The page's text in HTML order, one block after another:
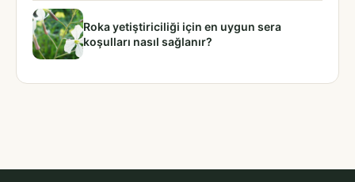
Roka yetiştiriciliği için en uygun sera
koşulları nasıl sağlanır?